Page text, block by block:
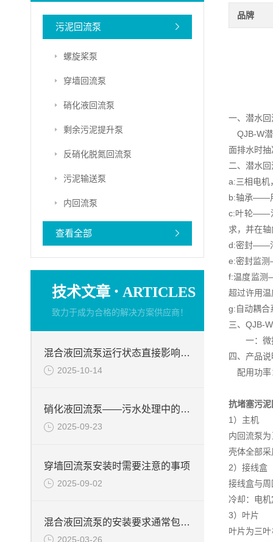
污泥回流泵
螺旋桨泵
穿墙回流泵
硝化液回流泵
剩余污泥提升泵
反硝化脱氮回流泵
污泥输送泵
内回流泵
查看全部
技术文章 · ARTICLES
致力于成为合格的解决方案供应商！
混合液回流泵运行状态直接影响整个工艺流程的稳定性与效率
2025-10-14
硝化液回流泵——污水处理中的关键角色
2025-09-23
穿墙回流泵安装时需要注意的事项
2025-09-02
混合液回流泵的安装要求通常包括以下几个方面
2025-03-26
品牌
一、潜水
QJB-W潜
面排水时
二、潜水
a:三相电机
b:轴承——
c:叶轮——
求，并在
d:密封——
e:密封监测
f:温度监测
超过许用
g:自动耦
三、QJB-
一：微扬
四、产品
配用功率
抗堵塞污
1）主机
内回流泵
壳体全部
2）接线盒
接线盒与
冷却：电
3）叶片
叶片为三